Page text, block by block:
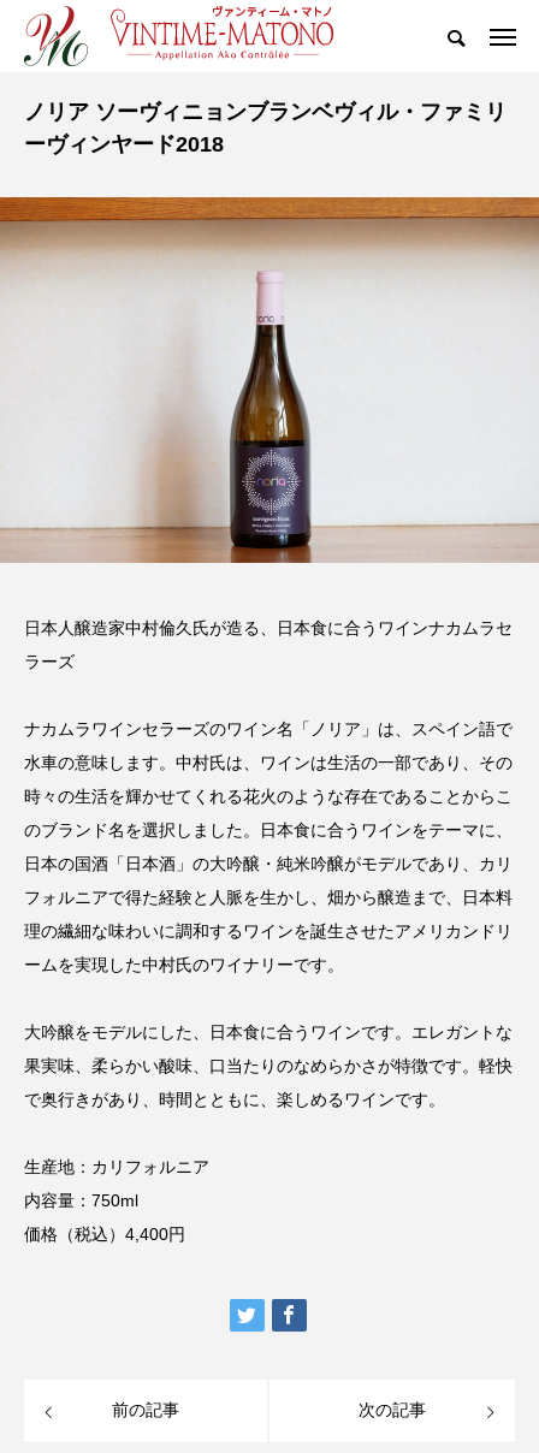
ノリア ソーヴィニョンブランベヴィル・ファミリ
ーヴィンヤード2018
日本人醸造家中村倫久氏が造る、日本食に合うワインナカムラセ
ラーズ
ナカムラワインセラーズのワイン名「ノリア」は、スペイン語で
水車の意味します。中村氏は、ワインは生活の一部であり、その
時々の生活を輝かせてくれる花火のような存在であることからこ
のブランド名を選択しました。日本食に合うワインをテーマに、
日本の国酒「日本酒」の大吟醸・純米吟醸がモデルであり、カリ
フォルニアで得た経験と人脈を生かし、畑から醸造まで、日本料
理の繊細な味わいに調和するワインを誕生させたアメリカンドリ
ームを実現した中村氏のワイナリーです。
大吟醸をモデルにした、日本食に合うワインです。エレガントな
果実味、柔らかい酸味、口当たりのなめらかさが特徴です。軽快
で奥行きがあり、時間とともに、楽しめるワインです。
生産地：カリフォルニア
内容量：750ml
価格（税込）4,400円
前の記事 次の記事